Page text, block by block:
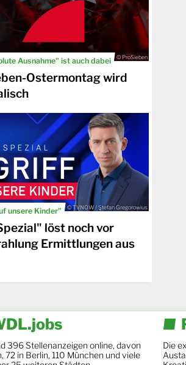
Ausnahme" ist auch dabei © ProSieben
Ostermontag wird
unsere Kinder" © TVNOW / Stefan Gregorowius
löst noch vor
Ermittlungen aus
396 Stellenanzeigen online, davon
72 in Berlin, 110 München und viele
Die